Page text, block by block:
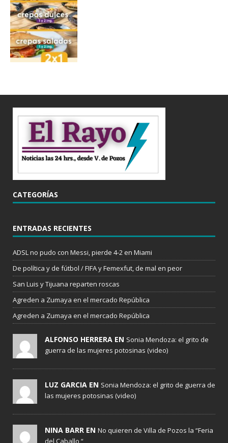
CATEGORÍAS
ENTRADAS RECIENTES
ADSL no pudo con Messi, pierde 4-2 en Miami
De política y de fútbol / FIFA y Femexfut, de mal en peor
San Luis y Tijuana reparten roscas
Agreden a Zumaya en el mercado República
Agreden a Zumaya en el mercado República
ALFONSO HERRERA EN Sonia Mendoza: el grito de
guerra de las mujeres potosinas (video)
LUZ GARCIA EN Sonia Mendoza: el grito de guerra de
las mujeres potosinas (video)
NINA BARR EN No quieren de Villa de Pozos la “Feria
del Caballo “